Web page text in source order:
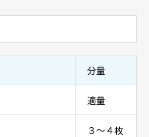
分量
適量
３～４枚